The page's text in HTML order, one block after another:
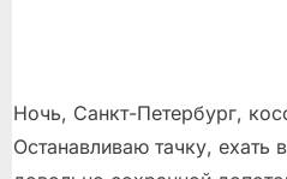
Ночь, Санкт-Петербург,
Останавливаю тачку, ехать